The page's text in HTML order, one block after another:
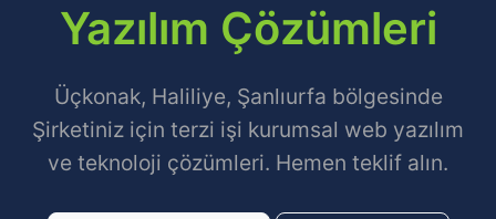
Yazılım Çözümleri
Üçkonak, Haliliye, Şanlıurfa bölgesinde
Şirketiniz için terzi işi kurumsal web yazılım
ve teknoloji çözümleri. Hemen teklif alın.